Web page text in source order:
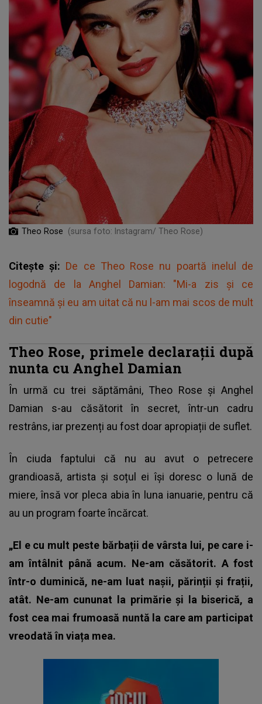
Theo Rose (sursa foto: Instagram/ Theo Rose)
Citește și: De ce Theo Rose nu poartă inelul de
logodnă de la Anghel Damian: "Mi-a zis și ce
înseamnă și eu am uitat că nu l-am mai scos de mult
din cutie"
Theo Rose, primele declarații după
nunta cu Anghel Damian
În urmă cu trei săptămâni, Theo Rose și Anghel
Damian s-au căsătorit în secret, într-un cadru
restrâns, iar prezenți au fost doar apropiații de suflet.
În ciuda faptului că nu au avut o petrecere
grandioasă, artista și soțul ei își doresc o lună de
miere, însă vor pleca abia în luna ianuarie, pentru că
au un program foarte încărcat.
„El e cu mult peste bărbații de vârsta lui, pe care i-
am întâlnit până acum. Ne-am căsătorit. A fost
într-o duminică, ne-am luat nașii, părinții și frații,
atât. Ne-am cununat la primărie și la biserică, a
fost cea mai frumoasă nuntă la care am participat
vreodată în viața mea.